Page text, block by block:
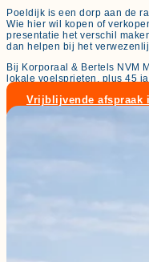
Poeldijk is een dorp aan de
Wie hier wil kopen of
presentatie het verschil
dan helpen bij het
Bij Korporaal & Bertels NVM
lokale voelsprieten, plus 45
Vrijblijvende afspraak